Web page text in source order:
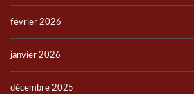
février 2026
janvier 2026
décembre 2025